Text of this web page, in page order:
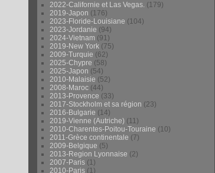
2022-Californie et Las Vegas. (179)
2019-Japon (176)
2023-Floride-Louisiane (104)
2023-Jordanie (94)
2024-Vietnam (91)
2019-New York (75)
2009-Turquie (62)
2025-Chypre (58)
2025-Japon (54)
2010-Malaisie (52)
2008-Maroc (44)
2013-Provence (33)
2017-Stockholm et sa région (23)
2016-Bulgarie (14)
2019-Vienne (Autriche) (11)
2010-Charentes-Poitou-Touraine (10)
2011-Grèce continentale (7)
2009-Belgique (5)
2013-Region Lyonnaise (2)
2007-Paris (1)
2010-Paris (1)